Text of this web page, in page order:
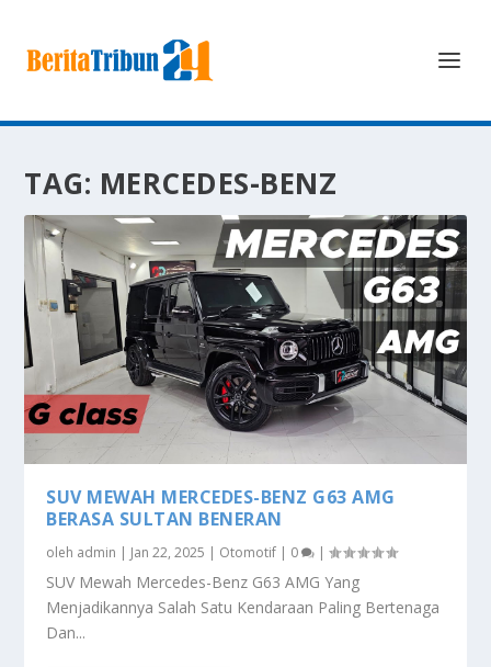
TAG: MERCEDES-BENZ
SUV MEWAH MERCEDES-BENZ G63 AMG
BERASA SULTAN BENERAN
oleh admin | Jan 22, 2025 | Otomotif | 0 |
SUV Mewah Mercedes-Benz G63 AMG Yang
Menjadikannya Salah Satu Kendaraan Paling Bertenaga
Dan...